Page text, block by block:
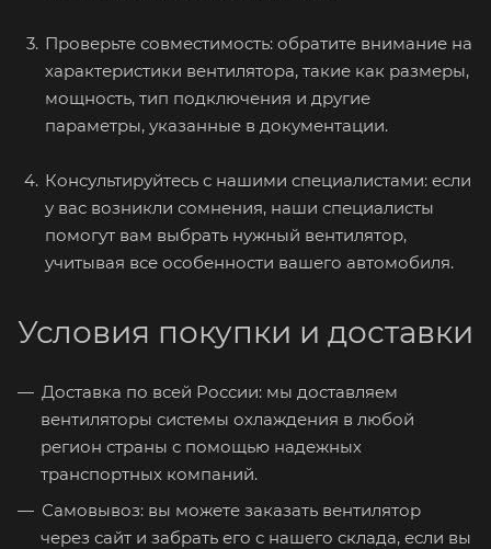
Проверьте совместимость: обратите внимание на
характеристики вентилятора, такие как размеры,
мощность, тип подключения и другие
параметры, указанные в документации.
Консультируйтесь с нашими специалистами: если
у вас возникли сомнения, наши специалисты
помогут вам выбрать нужный вентилятор,
учитывая все особенности вашего автомобиля.
Условия покупки и доставки
Доставка по всей России: мы доставляем
вентиляторы системы охлаждения в любой
регион страны с помощью надежных
транспортных компаний.
Самовывоз: вы можете заказать вентилятор
через сайт и забрать его с нашего склада, если вы